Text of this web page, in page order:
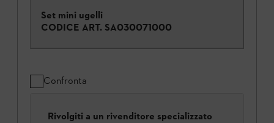
Set mini ugelli
CODICE ART. SA030071000
Confronta
Rivolgiti a un rivenditore specializzato